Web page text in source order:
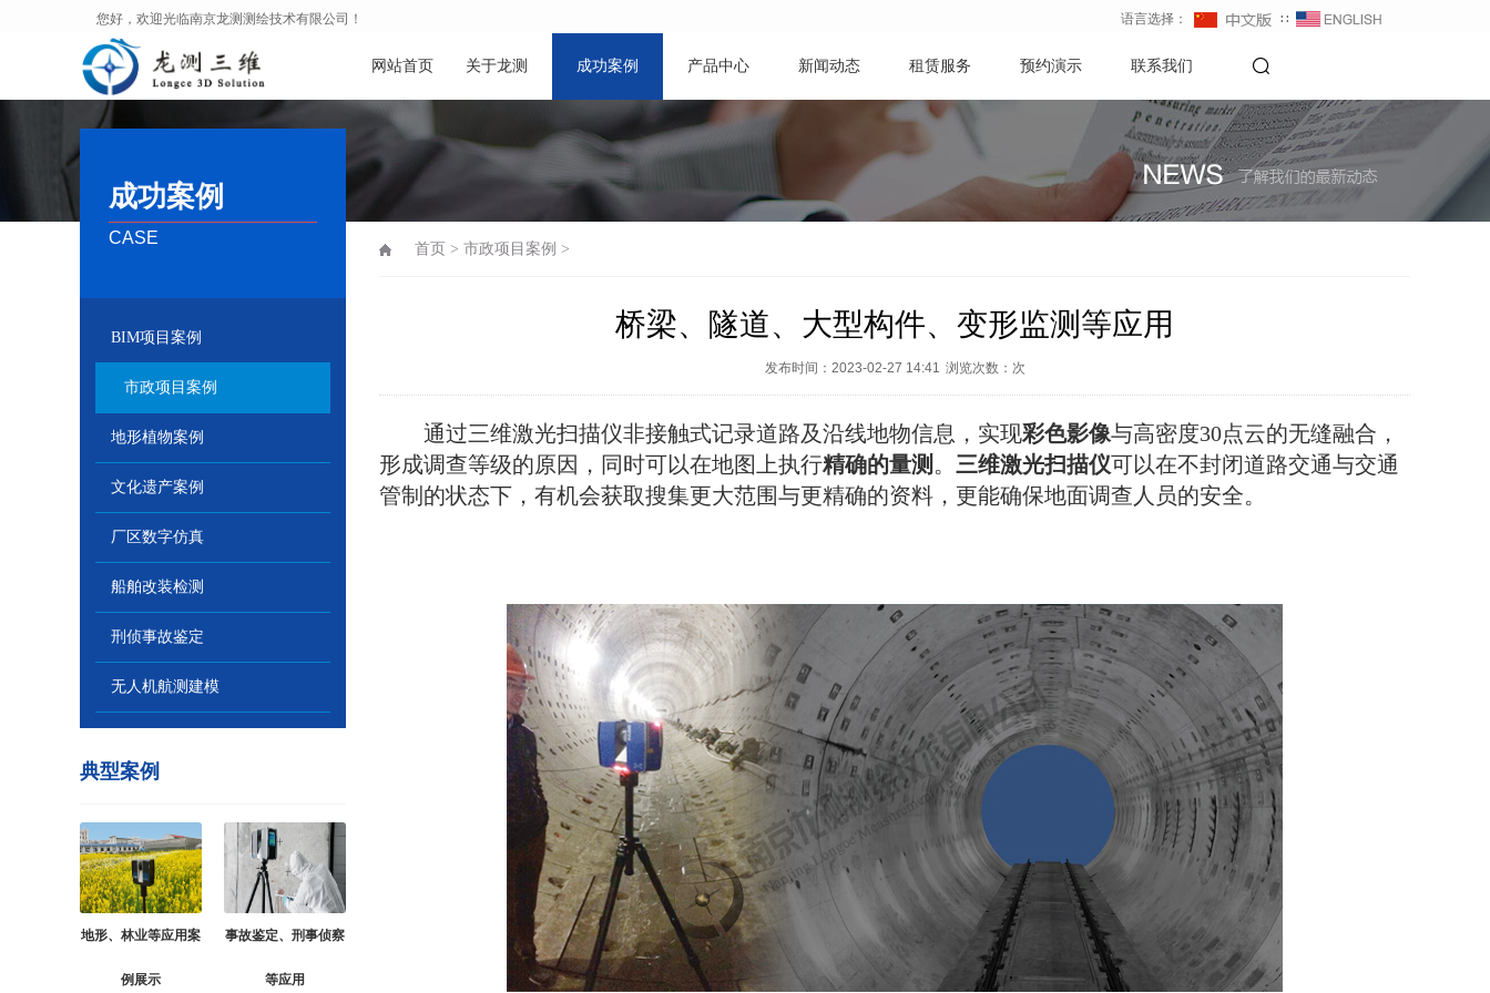
您好，欢迎光临南京龙测测绘技术有限公司！ 语言选择： ∷
网站首页 关于龙测 成功案例 产品中心 新闻动态 租赁服务 预约演示 联系我们
成功案例
CASE
BIM项目案例
市政项目案例
地形植物案例
文化遗产案例
厂区数字仿真
船舶改装检测
刑侦事故鉴定
无人机航测建模
典型案例
地形、林业等应用案
例展示
事故鉴定、刑事侦察
等应用
首页 > 市政项目案例 >
桥梁、隧道、大型构件、变形监测等应用
发布时间：2023-02-27 14:41 浏览次数： 次
通过三维激光扫描仪非接触式记录道路及沿线地物信息，实现彩色影像与高密度30点云的无缝融合，
形成调查等级的原因，同时可以在地图上执行精确的量测 。 三维激光扫描仪可以在不封闭道路交通与交通
管制的状态下，有机会获取搜集更大范围与更精确的资料，更能确保地面调查人员的安全。